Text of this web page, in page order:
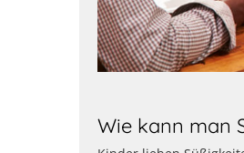
Wie kann man